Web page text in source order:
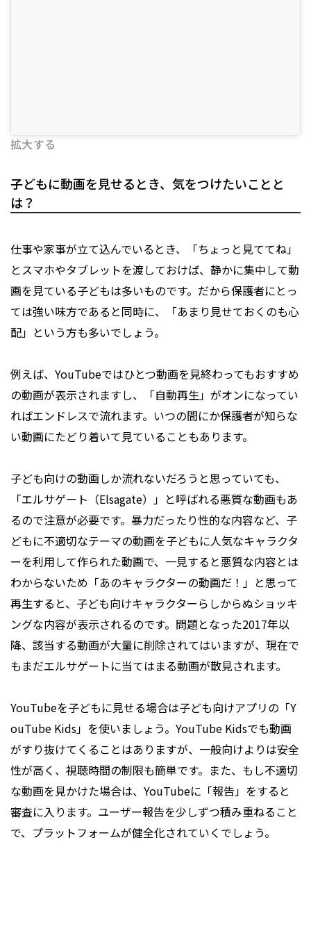
拡大する
子どもに動画を見せるとき、気をつけたいことと
は？
仕事や家事が立て込んでいるとき、「ちょっと見ててね」
とスマホやタブレットを渡しておけば、静かに集中して動
画を見ている子どもは多いものです。だから保護者にとっ
ては強い味方であると同時に、「あまり見せておくのも心
配」という方も多いでしょう。
例えば、YouTubeではひとつ動画を見終わってもおすすめ
の動画が表示されますし、「自動再生」がオンになってい
ればエンドレスで流れます。いつの間にか保護者が知らな
い動画にたどり着いて見ていることもあります。
子ども向けの動画しか流れないだろうと思っていても、
「エルサゲート（Elsagate）」と呼ばれる悪質な動画もあ
るので注意が必要です。暴力だったり性的な内容など、子
どもに不適切なテーマの動画を子どもに人気なキャラクタ
ーを利用して作られた動画で、一見すると悪質な内容とは
わからないため「あのキャラクターの動画だ！」と思って
再生すると、子ども向けキャラクターらしからぬショッキ
ングな内容が表示されるのです。問題となった2017年以
降、該当する動画が大量に削除されてはいますが、現在で
もまだエルサゲートに当てはまる動画が散見されます。
YouTubeを子どもに見せる場合は子ども向けアプリの「Y
ouTube Kids」を使いましょう。YouTube Kidsでも動画
がすり抜けてくることはありますが、一般向けよりは安全
性が高く、視聴時間の制限も簡単です。また、もし不適切
な動画を見かけた場合は、YouTubeに「報告」をすると
審査に入ります。ユーザー報告を少しずつ積み重ねること
で、プラットフォームが健全化されていくでしょう。